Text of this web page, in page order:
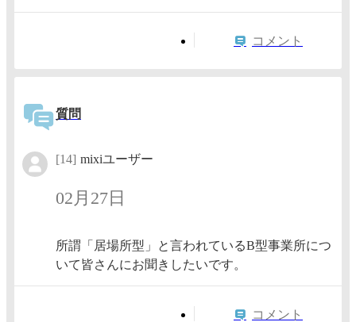
コメント
質問
[14] mixiユーザー
02月27日
所謂「居場所型」と言われているB型事業所につ
いて皆さんにお聞きしたいです。
コメント